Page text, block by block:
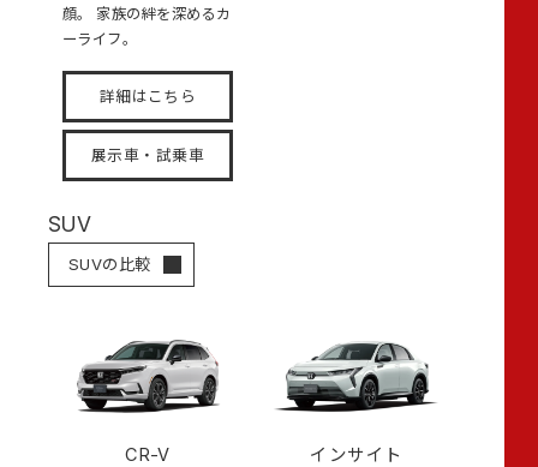
顔。 家族の絆を深めるカ
ーライフ。
詳細はこちら
展示車・試乗車
SUV
SUVの比較
CR-V インサイト